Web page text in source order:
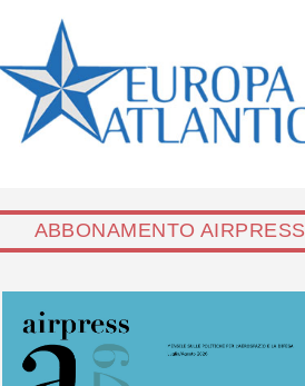
ABBONAMENTO AIRPRESS